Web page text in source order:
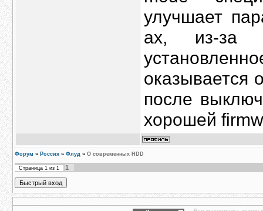
улучшает
ах, из-за
оказывается
после
хорошей
Форум » Россия » Флуд » О современных HDD
Страница 1 из 1 1